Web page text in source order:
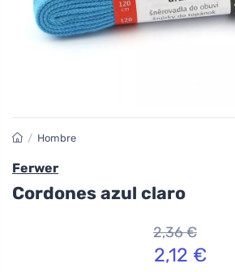
/ Hombre
Ferwer
Cordones azul claro
2,36 €
2,12 €